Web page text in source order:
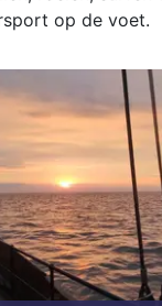
op de voet.